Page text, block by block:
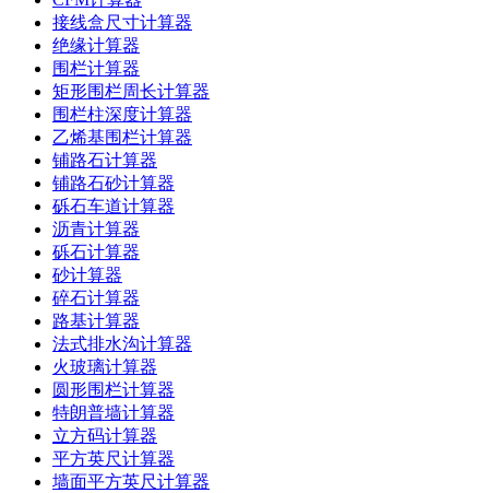
接线盒尺寸计算器
绝缘计算器
围栏计算器
矩形围栏周长计算器
围栏柱深度计算器
乙烯基围栏计算器
铺路石计算器
铺路石砂计算器
砾石车道计算器
沥青计算器
砾石计算器
砂计算器
碎石计算器
路基计算器
法式排水沟计算器
火玻璃计算器
圆形围栏计算器
特朗普墙计算器
立方码计算器
平方英尺计算器
墙面平方英尺计算器